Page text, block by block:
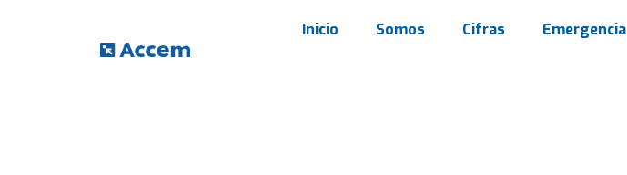
Inicio Somos Cifras Emergencia